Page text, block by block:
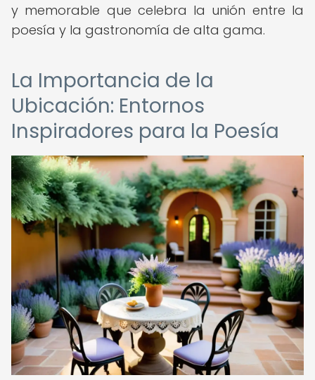
y memorable que celebra la unión entre la
poesía y la gastronomía de alta gama.
La Importancia de la
Ubicación: Entornos
Inspiradores para la Poesía